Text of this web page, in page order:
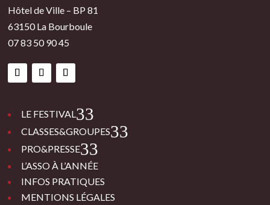
Hôtel de Ville – BP 81
63150 La Bourboule
07 83 50 90 45
LE FESTIVAL 3
CLASSES&GROUPES 3
PRO&PRESSE 3
L’ASSO À L’ANNÉE
INFOS PRATIQUES
MENTIONS LÉGALES